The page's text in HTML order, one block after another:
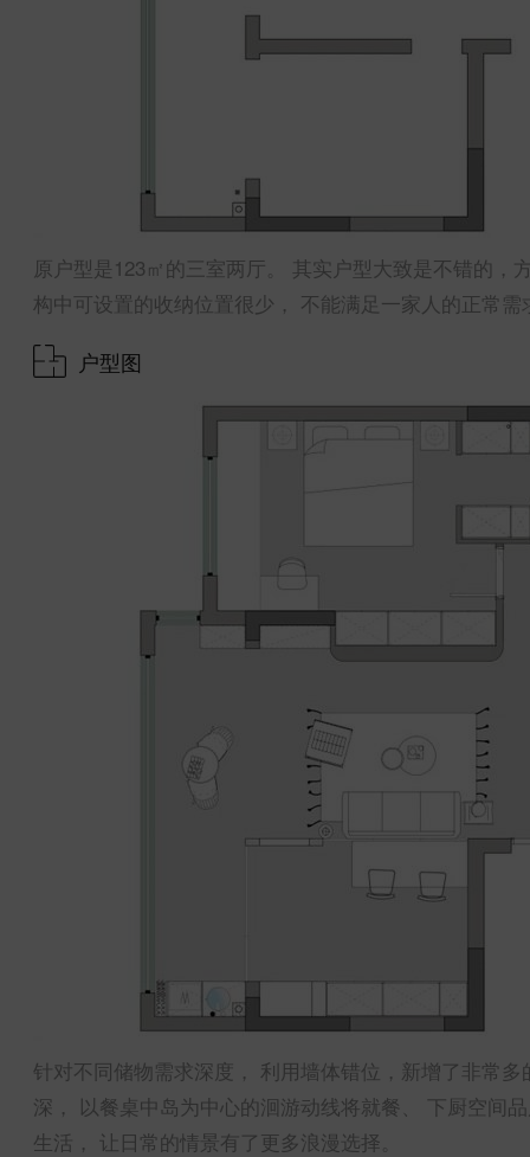
原户型是123㎡的三室两厅。 其实户型大致是不错的
构中可设置的收纳位置很少， 不能满足一家人的正常需
户型图
针对不同储物需求深度， 利用墙体错位，新增了非常
深， 以餐桌中岛为中心的洄游动线将就餐、 下厨空间
生活， 让日常的情景有了更多浪漫选择。